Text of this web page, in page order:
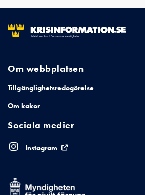
Om webbplatsen
Tillgänglighetsredogörelse
Om kakor
Sociala medier
Instagram